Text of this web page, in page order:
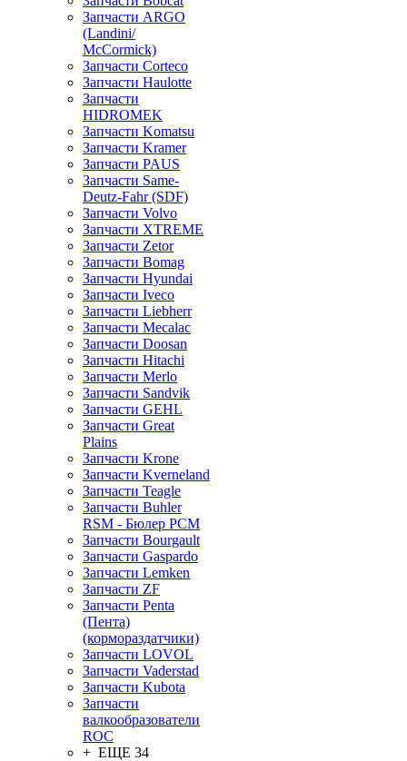
Запчасти ARGO
(Landini/
McCormick)
Запчасти Corteco
Запчасти Haulotte
Запчасти
HIDROMEK
Запчасти Komatsu
Запчасти Kramer
Запчасти PAUS
Запчасти Same-
Deutz-Fahr (SDF)
Запчасти Volvo
Запчасти XTREME
Запчасти Zetor
Запчасти Bomag
Запчасти Hyundai
Запчасти Iveco
Запчасти Liebherr
Запчасти Mecalac
Запчасти Doosan
Запчасти Hitachi
Запчасти Merlo
Запчасти Sandvik
Запчасти GEHL
Запчасти Great
Plains
Запчасти Krone
Запчасти Kverneland
Запчасти Teagle
Запчасти Buhler
RSM - Бюлер РСМ
Запчасти Bourgault
Запчасти Gaspardo
Запчасти Lemken
Запчасти ZF
Запчасти Penta
(Пента)
(кормораздатчики)
Запчасти LOVOL
Запчасти Vaderstad
Запчасти Kubota
Запчасти
валкообразователи
ROC
+ ЕЩЕ 34